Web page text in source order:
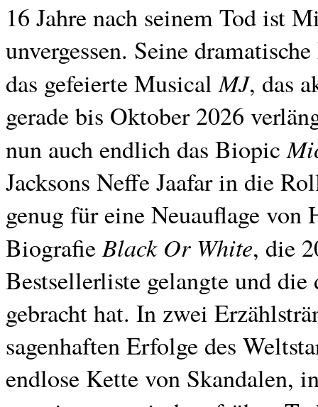
16 Jahre nach seinem Tod ist
unvergessen. Seine
das gefeierte MusicalMJ, das
gerade bis Oktober 2026
nun auch endlich das Biopic
Jacksons Neffe Jaafar in die
genug für eine Neuauflage von
BiografieBlack Or White, die
Bestsellerliste gelangte und
gebracht hat. In zwei
sagenhaften Erfolge des
endlose Kette von Skandalen,